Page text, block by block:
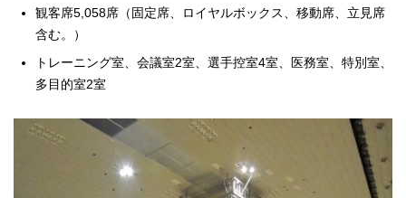
観客席5,058席（固定席、ロイヤルボックス、移動席、立見席
含む。）
トレーニング室、会議室2室、選手控室4室、医務室、特別室、
多目的室2室